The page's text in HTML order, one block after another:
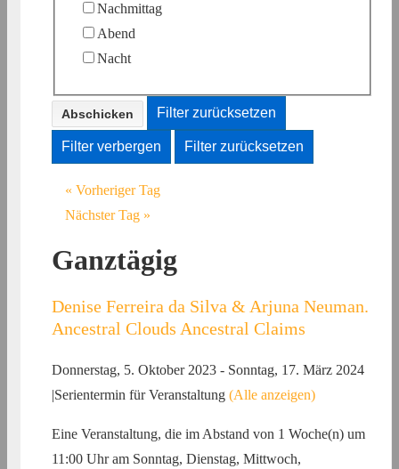
Nachmittag
Abend
Nacht
Filter zurücksetzen
Filter verbergen Filter zurücksetzen
« Vorheriger Tag
Nächster Tag »
Ganztägig
Denise Ferreira da Silva & Arjuna Neuman.
Ancestral Clouds Ancestral Claims
Donnerstag, 5. Oktober 2023 - Sonntag, 17. März 2024
|Serientermin für Veranstaltung (Alle anzeigen)
Eine Veranstaltung, die im Abstand von 1 Woche(n) um
11:00 Uhr am Sonntag, Dienstag, Mittwoch,